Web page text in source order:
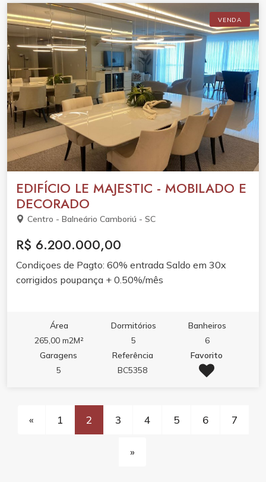
VENDA
EDIFÍCIO LE MAJESTIC - MOBILADO E
DECORADO
Centro - Balneário Camboriú - SC
R$ 6.200.000,00
Condiçoes de Pagto: 60% entrada Saldo em 30x
corrigidos poupança + 0.50%/mês
Área
265,00 m2M²
Dormitórios
5
Banheiros
6
Garagens
5
Referência
BC5358
Favorito
« 1 2 3 4 5 6 7
»